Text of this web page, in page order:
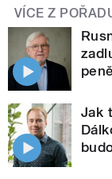
VÍCE Z
Jak